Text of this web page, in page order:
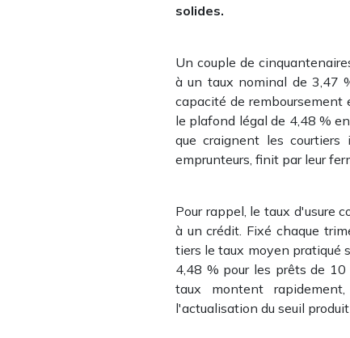
solides.
Un couple de
à un taux nominal de 3,47
capacité de remboursement
le plafond légal de 4,48 %
que craignent les courtiers
emprunteurs, finit par leur
Pour rappel, le taux d'usure
à un crédit. Fixé chaque
tiers le taux moyen pratiqué
4,48 % pour les prêts de
taux montent
l'actualisation du seuil